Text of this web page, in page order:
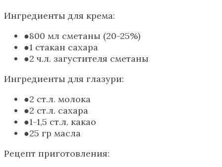
Ингредиенты для крема:
800 мл сметаны (20-25%)
1 стакан сахара
2 ч.л. загустителя сметаны
Ингредиенты для глазури:
2 ст.л. молока
2 ст.л. сахара
1-1,5 ст.л. какао
25 гр масла
Рецепт приготовления: